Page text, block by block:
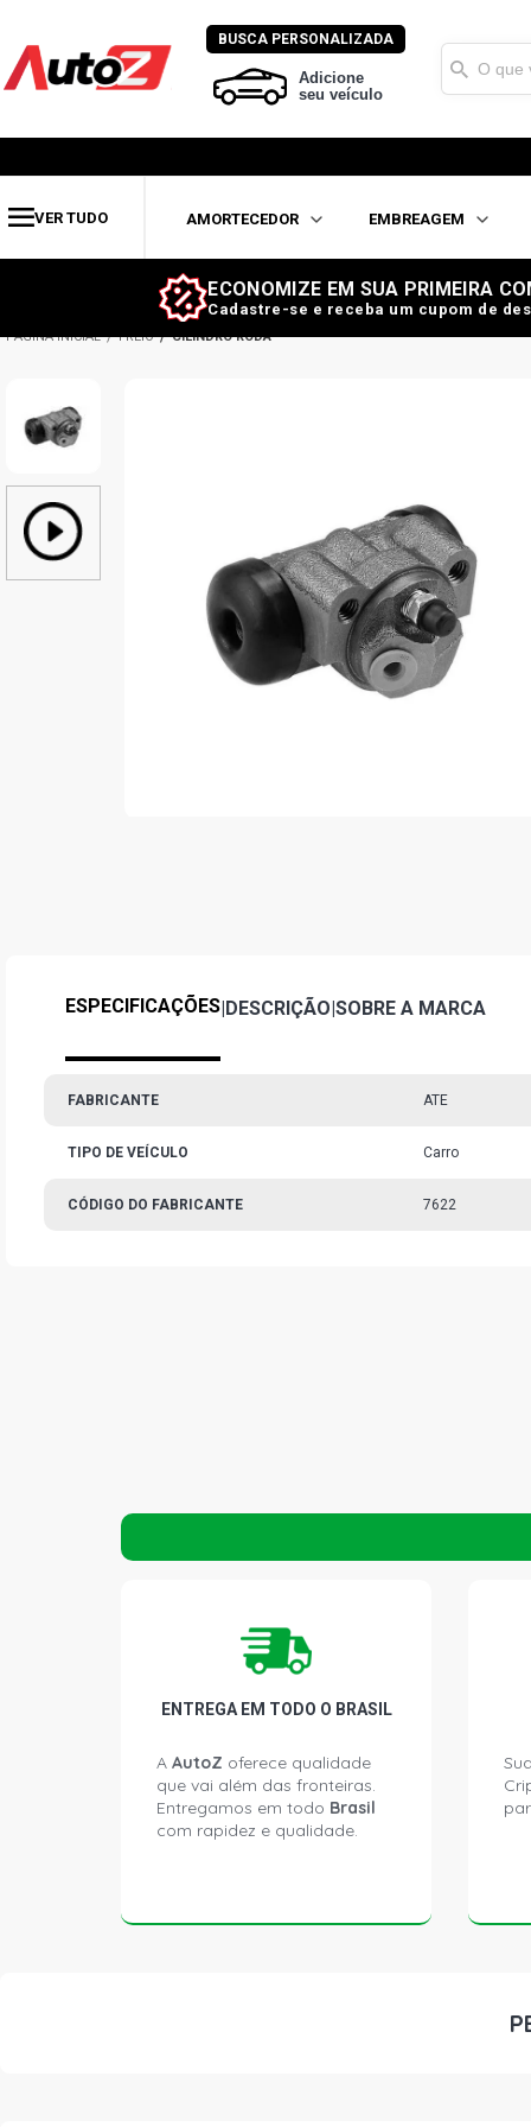
BUSCA PERSONALIZADA
Adicione
seu veículo
VER TUDO AMORTECEDOR EMBREAGEM
ECONOMIZE EM SUA PRIMEIRA
Cadastre-se e receba um cupom de
FREIO CILINDRO RODA
ESPECIFICAÇÕES|DESCRIÇÃO|SOBRE A MARCA
FABRICANTE ATE
TIPO DE VEÍCULO Carro
CÓDIGO DO FABRICANTE 7622
ENTREGA EM TODO O BRASIL
A AutoZ oferece qualidade
que vai além das fronteiras.
Entregamos em todo Brasil
com rapidez e qualidade.